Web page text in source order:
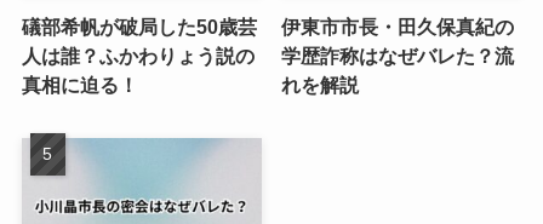
礒部希帆が破局した50歳芸
人は誰？ふかわりょう説の
真相に迫る！
伊東市市長・田久保真紀の
学歴詐称はなぜバレた？流
れを解説